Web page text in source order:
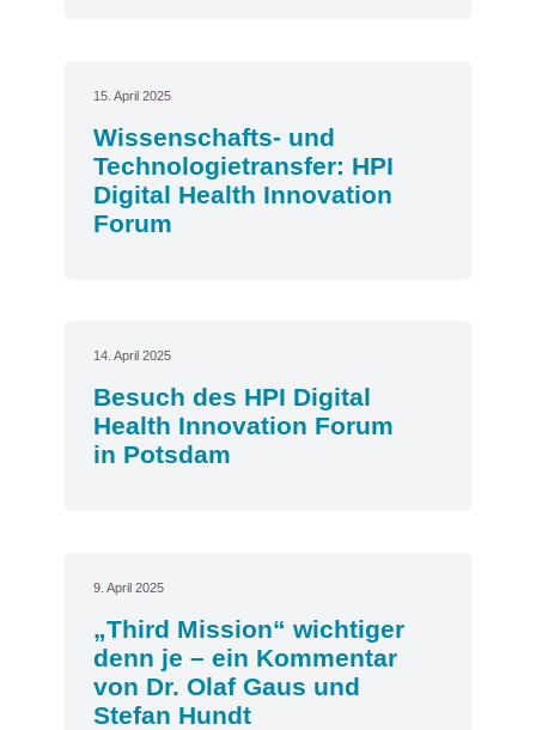
15. April 2025
Wissenschafts- und
Technologietransfer: HPI
Digital Health Innovation
Forum
14. April 2025
Besuch des HPI Digital
Health Innovation Forum
in Potsdam
9. April 2025
„Third Mission“ wichtiger
denn je – ein Kommentar
von Dr. Olaf Gaus und
Stefan Hundt